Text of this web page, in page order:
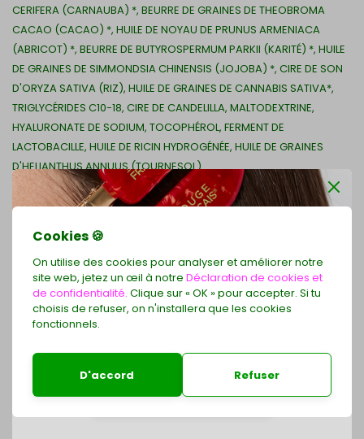
Recevez 2 barrettes exclusives en cadeau
avec votre commande LE ROUGE FRANÇAIS à partir de 79 €
Achetez maintenant
Cookies 🍪
On utilise des cookies pour analyser et améliorer notre
site web, jetez un œil à notre Déclaration de cookies et
de confidentialité. Clique sur « OK » pour accepter. Si tu
choisis de refuser, on n'installera que les cookies
fonctionnels.
D'accord Refuser
CERIFERA (CARNAUBA) *, BEURRE DE GRAINES DE THEOBROMA
CACAO (CACAO) *, HUILE DE NOYAU DE PRUNUS ARMENIACA
(ABRICOT) *, BEURRE DE BUTYROSPERMUM PARKII (KARITÉ) *, HUILE
DE GRAINES DE SIMMONDSIA CHINENSIS (JOJOBA) *, CIRE DE SON
D'ORYZA SATIVA (RIZ), HUILE DE GRAINES DE CANNABIS SATIVA*,
TRIGLYCÉRIDES C10-18, CIRE DE CANDELILLA, MALTODEXTRINE,
HYALURONATE DE SODIUM, TOCOPHÉROL, FERMENT DE
LACTOBACILLE, HUILE DE RICIN HYDROGÉNÉE, HUILE DE GRAINES
D'HELIANTHUS ANNUUS (TOURNESOL).
*Ingrédients issus de l'agriculture biologique
100% des ingrédients sont d'origine naturelle. 93,2% du total des
ingrédients sont issus de l'agriculture biologique.
Cosmos Organic certifié par ECOCERT Greenlife, selon la norme
COSMOS.